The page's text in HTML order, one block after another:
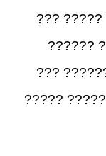
????????
?????
???? ??
???????